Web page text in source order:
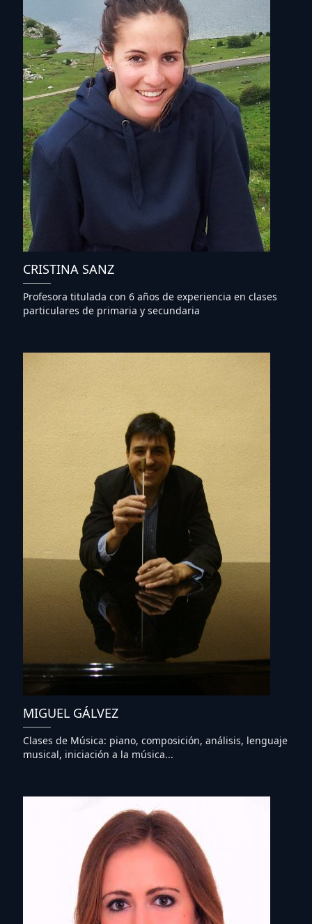
CRISTINA SANZ
Profesora titulada con 6 años de experiencia en clases
particulares de primaria y secundaria
MIGUEL GÁLVEZ
Clases de Música: piano, composición, análisis, lenguaje
musical, iniciación a la música...